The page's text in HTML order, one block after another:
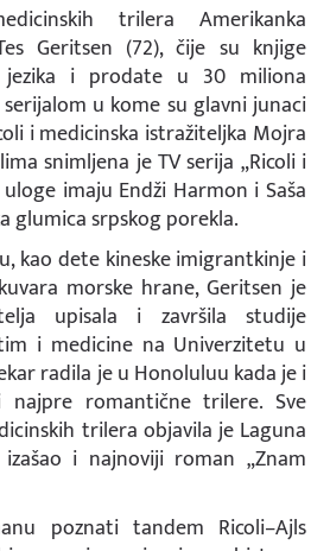
trilera Amerikanka
Geritsen (72), čije su knjige
i prodate u 30 miliona
u kome su glavni junaci
i medicinska istražiteljka Mojra
snimljena je TV serija „Ricoli i
imaju Endži Harmon i Saša
glumica srpskog porekla.
kao dete kineske imigrantkinje i
morske hrane, Geritsen je
upisala i završila studije
i medicine na Univerzitetu u
radila je u Honoluluu kada je i
romantične trilere. Sve
trilera objavila je Laguna
i najnoviji roman „Znam
poznati tandem Ricoli–Ajls